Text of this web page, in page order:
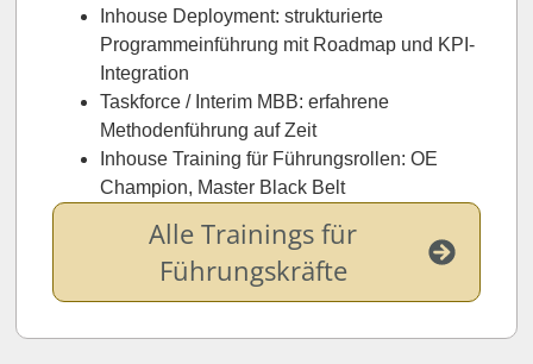
Inhouse Deployment: strukturierte
Programmeinführung mit Roadmap und KPI-
Integration
Taskforce / Interim MBB: erfahrene
Methodenführung auf Zeit
Inhouse Training für Führungsrollen: OE
Champion, Master Black Belt
Alle Trainings für
Führungskräfte